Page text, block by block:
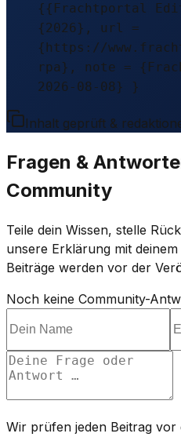
{{Frachtportal
{2026}, url =
{https://
rpa}, note =
2026-08-08} }
Inhalt geprüft &
Fragen &
Community
Teile dein Wissen, stelle
unsere Erklärung mit
Beiträge werden vor der
Noch keine Community-
Wir prüfen jeden Beitrag